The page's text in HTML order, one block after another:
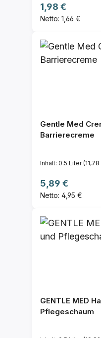
Regulärer Preis:
1,98 €
Netto: 1,66 €
Gentle Med
Barrierecreme
Inhalt: 0.5 Liter
Regulärer Preis:
5,89 €
Netto: 4,95 €
GENTLE MED
Pflegeschaum